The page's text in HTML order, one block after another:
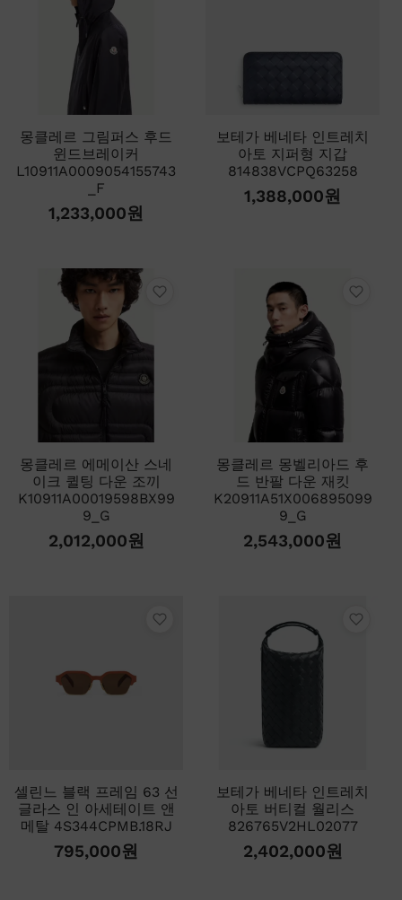
몽클레르 그림퍼스 후드
윈드브레이커
L10911A0009054155743
_F
1,233,000원
보테가 베네타 인트레치
아토 지퍼형 지갑
814838VCPQ63258
1,388,000원
몽클레르 에메이산 스네
이크 퀼팅 다운 조끼
K10911A00019598BX99
9_G
2,012,000원
몽클레르 몽벨리아드 후
드 반팔 다운 재킷
K20911A51X006895099
9_G
2,543,000원
셀린느 블랙 프레임 63 선
글라스 인 아세테이트 앤
메탈 4S344CPMB.18RJ
795,000원
보테가 베네타 인트레치
아토 버티컬 월리스
826765V2HL02077
2,402,000원